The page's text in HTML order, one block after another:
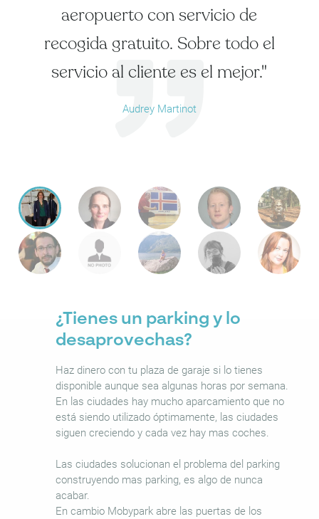
aeropuerto con servicio de
recogida gratuito. Sobre todo el
servicio al cliente es el mejor."
Audrey Martinot
¿Tienes un parking y lo
desaprovechas?
Haz dinero con tu plaza de garaje si lo tienes
disponible aunque sea algunas horas por semana.
En las ciudades hay mucho aparcamiento que no
está siendo utilizado óptimamente, las ciudades
siguen creciendo y cada vez hay mas coches.
Las ciudades solucionan el problema del parking
construyendo mas parking, es algo de nunca
acabar.
En cambio Mobypark abre las puertas de los